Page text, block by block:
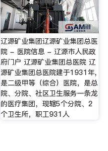
辽源矿业集团辽源矿业集团总医
院 - 医院信息 - 辽源市人民政
府门户 辽源矿业集团总医院 辽
源矿业集团总医院建于1931年,
是二级甲等（综合）医院，是总
院、分院、社区卫生服务一条龙
的医疗集团，现辖5个分院、2
个卫生所，职工931人